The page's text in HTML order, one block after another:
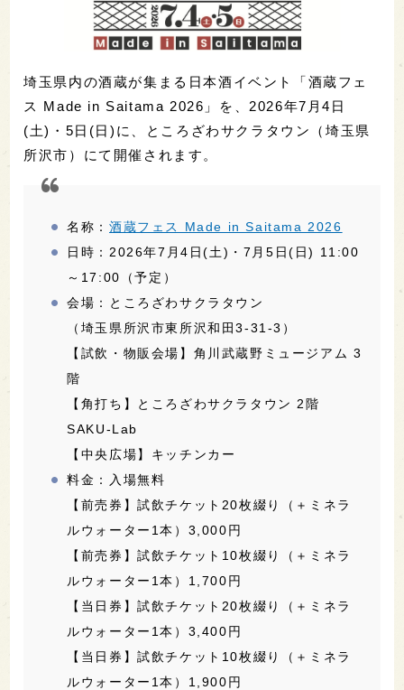
埼玉県内の酒蔵が集まる日本酒イベント「酒蔵フェ
ス Made in Saitama 2026」を、2026年7月4日
(土)・5日(日)に、ところざわサクラタウン（埼玉県
所沢市）にて開催されます。
名称：酒蔵フェス Made in Saitama 2026
日時：2026年7月4日(土)・7月5日(日) 11:00
～17:00（予定）
会場：ところざわサクラタウン
（埼玉県所沢市東所沢和田3-31-3）
【試飲・物販会場】角川武蔵野ミュージアム 3
階
【角打ち】ところざわサクラタウン 2階
SAKU-Lab
【中央広場】キッチンカー
料金：入場無料
【前売券】試飲チケット20枚綴り（＋ミネラ
ルウォーター1本）3,000円
【前売券】試飲チケット10枚綴り（＋ミネラ
ルウォーター1本）1,700円
【当日券】試飲チケット20枚綴り（＋ミネラ
ルウォーター1本）3,400円
【当日券】試飲チケット10枚綴り（＋ミネラ
ルウォーター1本）1,900円